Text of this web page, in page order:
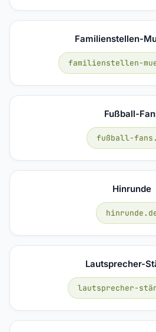
Familienstellen-
familienstellen-
Fußball-
fußball-
Hinrunde
Lautsprecher-
lautsprecher-